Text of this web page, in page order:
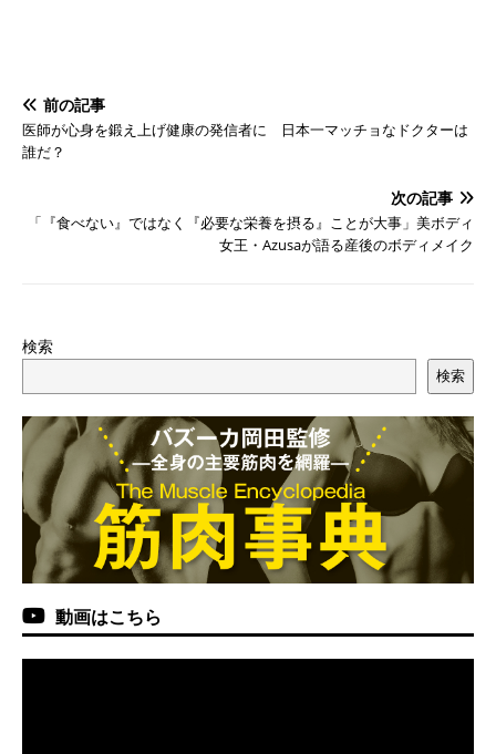
前の記事
医師が心身を鍛え上げ健康の発信者に 日本一マッチョなドクターは
誰だ？
次の記事
「『食べない』ではなく『必要な栄養を摂る』ことが大事」美ボディ
女王・Azusaが語る産後のボディメイク
検索
検索
動画はこちら